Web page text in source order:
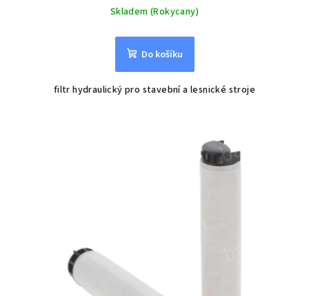
Skladem (Rokycany)
Do košíku
filtr hydraulický pro stavební a lesnické stroje